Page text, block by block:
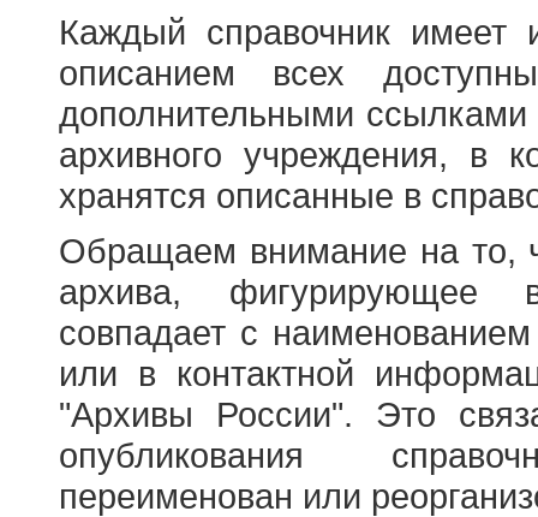
Каждый справочник имеет
описанием всех
дополнительными
архивного учреждения, в
хранятся описанные в
Обращаем внимание на то,
архива, фигурирующее
совпадает с
или в контактной
"Архивы России". Это
опубликования
переименован или